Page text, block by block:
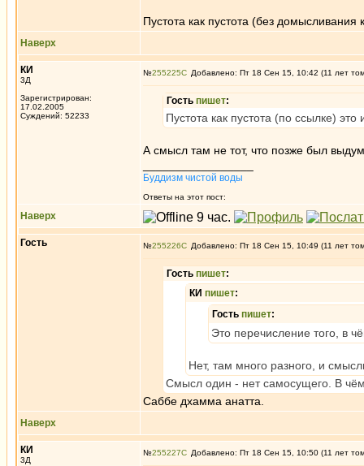
Пустота как пустота (без
Наверх
КИ
3Д
Зарегистрирован:
17.02.2005
Суждений: 52233
№255225 Добавлено: Пт 18 Сен 15, 10:42 (11 лет
Гость пишет:
Пустота как пустота (по ссылке) это
А смысл там не тот, что позже был
Буддизм чистой воды
Ответы на этот пост:
Наверх
Гость №255226 Добавлено: Пт 18 Сен 15, 10:49 (11 лет
Гость пишет:
КИ пишет:
Гость пишет:
Это перечисление того, в
Нет, там много разного, и
Смысл один - нет самосущего. В
Саббе дхамма анатта.
Наверх
КИ
3Д
№255227 Добавлено: Пт 18 Сен 15, 10:50 (11 лет